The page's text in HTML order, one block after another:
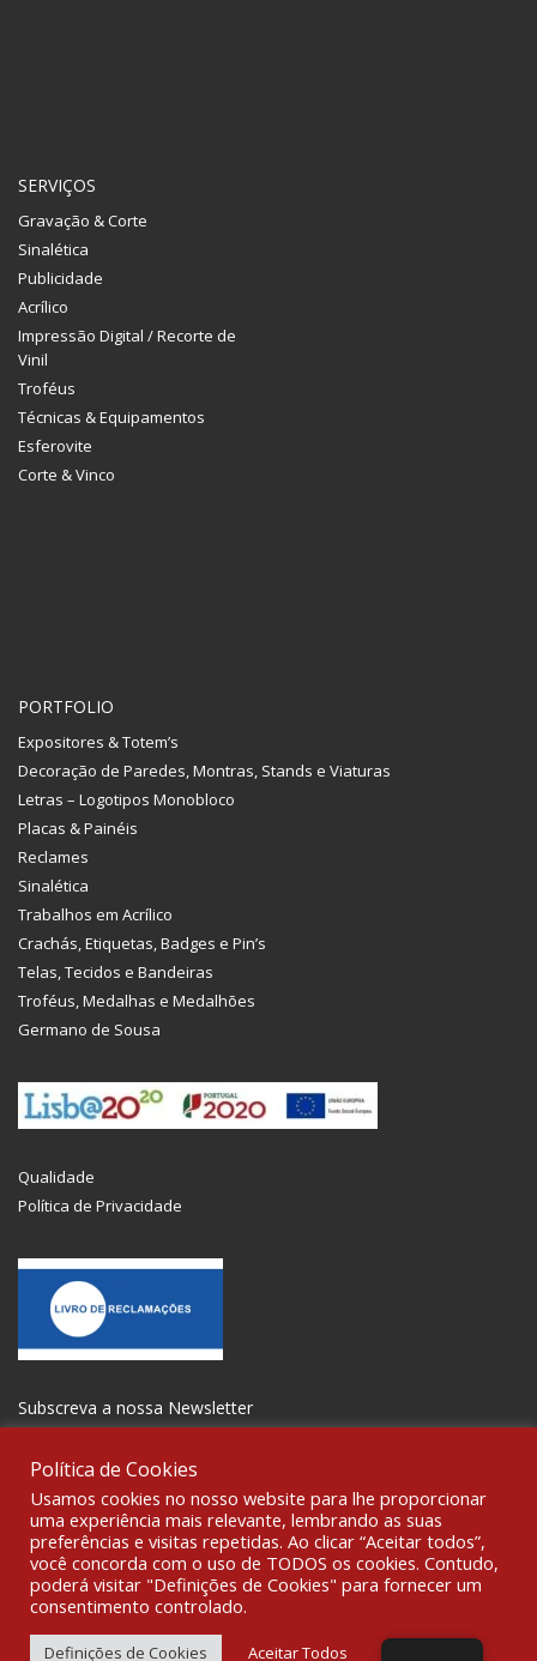
SERVIÇOS
Gravação & Corte
Sinalética
Publicidade
Acrílico
Impressão Digital / Recorte de
Vinil
Troféus
Técnicas & Equipamentos
Esferovite
Corte & Vinco
PORTFOLIO
Expositores & Totem’s
Decoração de Paredes, Montras, Stands e Viaturas
Letras – Logotipos Monobloco
Placas & Painéis
Reclames
Sinalética
Trabalhos em Acrílico
Crachás, Etiquetas, Badges e Pin’s
Telas, Tecidos e Bandeiras
Troféus, Medalhas e Medalhões
Germano de Sousa
Qualidade
Política de Privacidade
Subscreva a nossa Newsletter
SOCIALIZE
© 2021 All rights reserved Gravoplot-Gravação,Impressão e
Sinalética Lda. WebDesign:
Fibra Design.
Política de Cookies
Usamos cookies no nosso website para lhe proporcionar
uma experiência mais relevante, lembrando as suas
preferências e visitas repetidas. Ao clicar “Aceitar todos”,
você concorda com o uso de TODOS os cookies. Contudo,
poderá visitar "Definições de Cookies" para fornecer um
consentimento controlado.
Definições de Cookies Aceitar Todos